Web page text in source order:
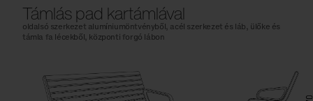
Támlás pad kartámlával
oldalsó szerkezet alumíniumöntvényből, acél szerkezet és láb, ülőke és
támla fa lécekből, központi forgó lábon